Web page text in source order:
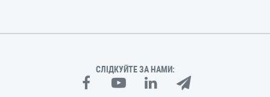
СЛІДКУЙТЕ ЗА НАМИ: